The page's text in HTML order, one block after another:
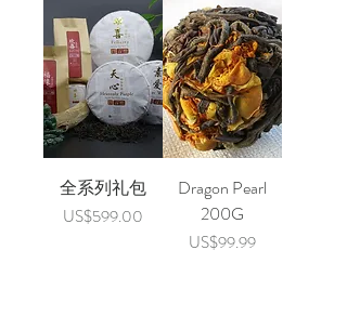
全系列礼包
價格
US$599.00
Dragon Pearl
200G
價格
US$99.99